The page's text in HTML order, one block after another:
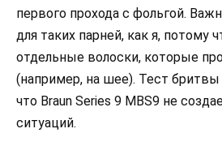
первого прохода с фольгой.
для таких парней, как я, потому
отдельные волоски, которые
(например, на шее). Тест бритвы
что Braun Series 9 MBS9 не
ситуаций.